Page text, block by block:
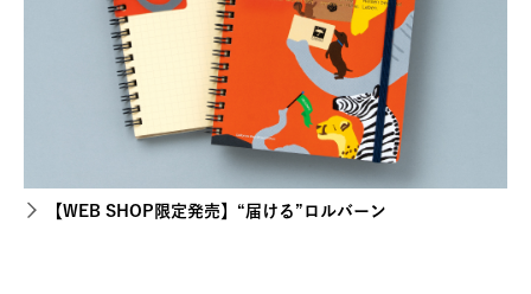
【WEB SHOP限定発売】“届ける”ロルバーン